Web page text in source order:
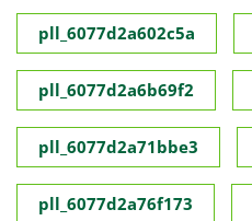
pll_6077d2a602c5a
pll_6077d2a6b69f2
pll_6077d2a71bbe3
pll_6077d2a76f173